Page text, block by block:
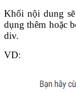
Khối nội dung
dụng thêm hoặc
div.
VD: